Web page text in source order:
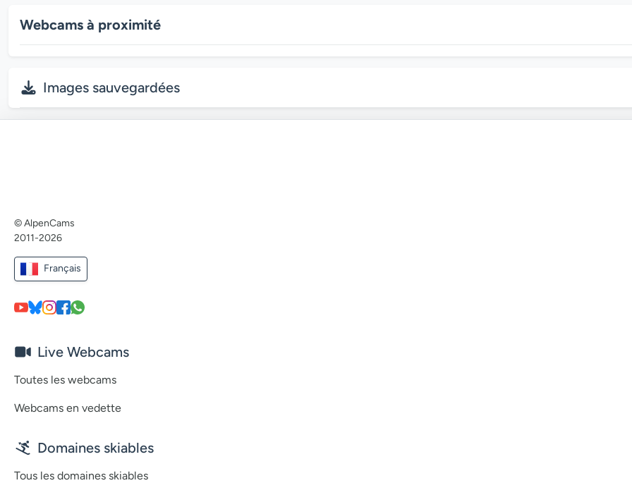
Webcams à proximité
Images sauvegardées
© AlpenCams
2011-2026
Français
Live Webcams
Toutes les webcams
Webcams en vedette
Domaines skiables
Tous les domaines skiables